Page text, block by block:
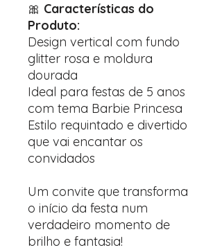
🎀 Características do
Produto:
Design vertical com fundo
glitter rosa e moldura
dourada
Ideal para festas de 5 anos
com tema Barbie Princesa
Estilo requintado e divertido
que vai encantar os
convidados
Um convite que transforma
o início da festa num
verdadeiro momento de
brilho e fantasia!